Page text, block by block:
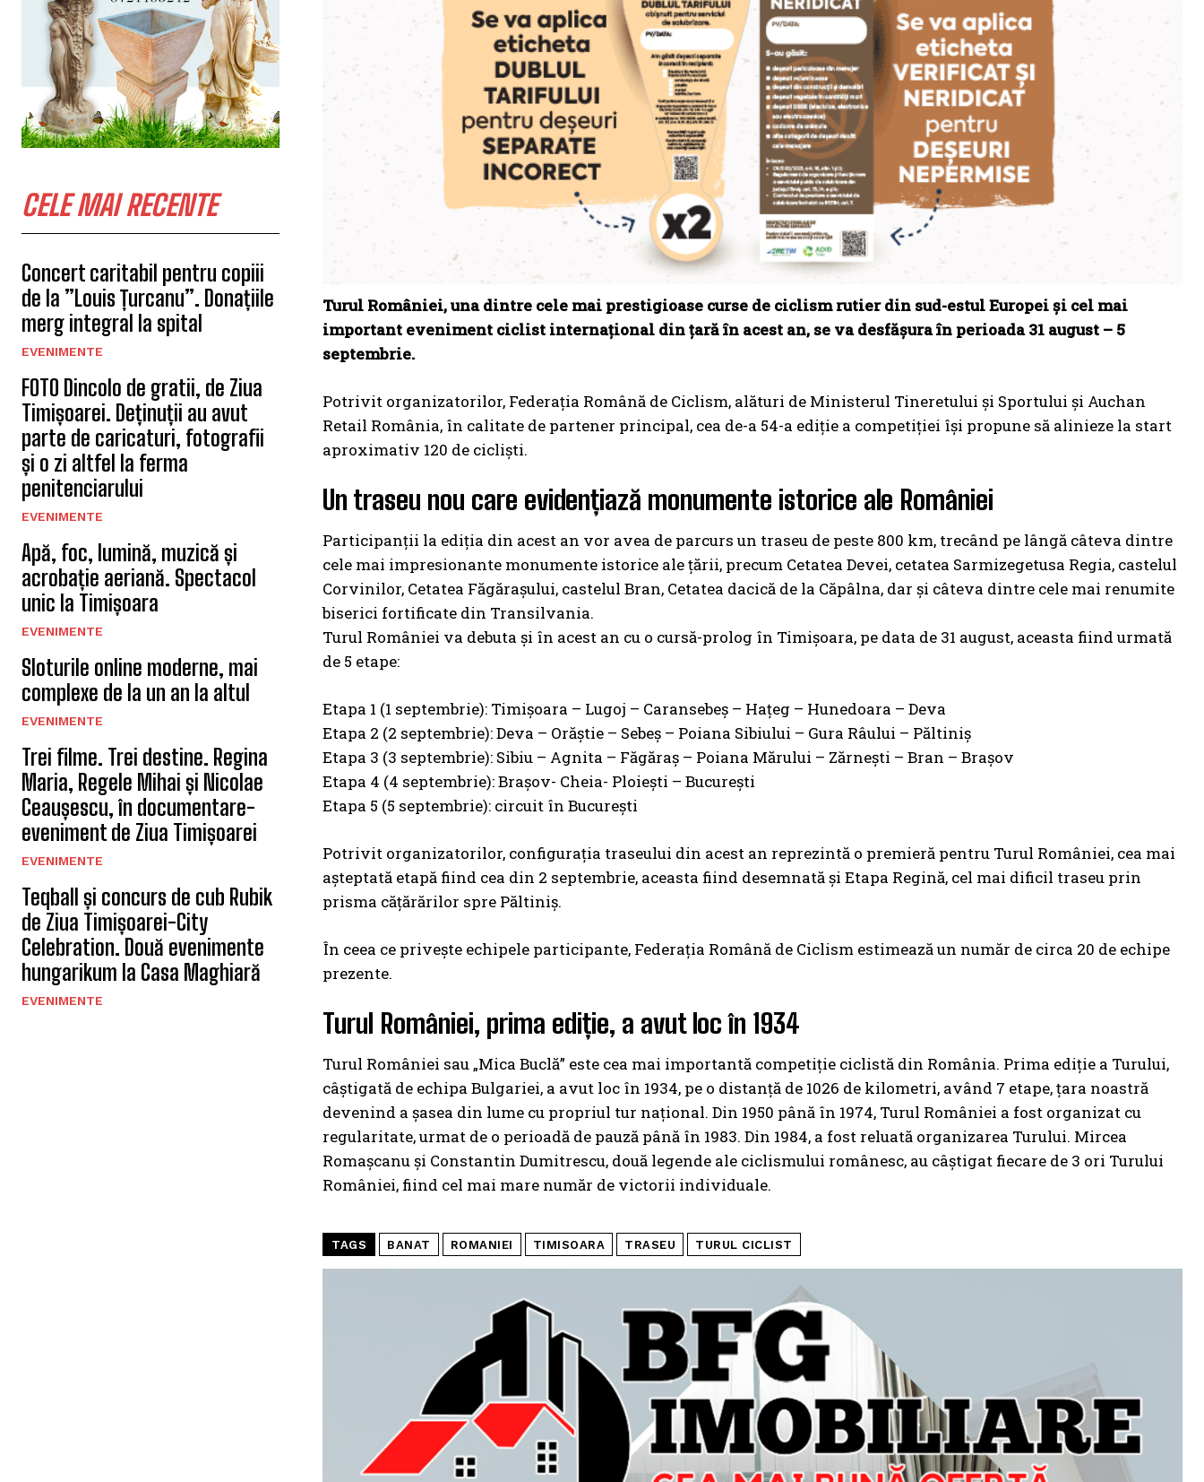
CELE MAI RECENTE
Concert caritabil pentru copiii
de la ”Louis Țurcanu”. Donațiile
merg integral la spital
EVENIMENTE
FOTO Dincolo de gratii, de Ziua
Timișoarei. Deținuții au avut
parte de caricaturi, fotografii
și o zi altfel la ferma
penitenciarului
EVENIMENTE
Apă, foc, lumină, muzică și
acrobație aeriană. Spectacol
unic la Timișoara
EVENIMENTE
Sloturile online moderne, mai
complexe de la un an la altul
EVENIMENTE
Trei filme. Trei destine. Regina
Maria, Regele Mihai și Nicolae
Ceaușescu, în documentare-
eveniment de Ziua Timișoarei
EVENIMENTE
Teqball și concurs de cub Rubik
de Ziua Timișoarei-City
Celebration. Două evenimente
hungarikum la Casa Maghiară
EVENIMENTE
Turul României, una dintre cele mai prestigioase curse de ciclism rutier din sud-estul Europei și cel mai
important eveniment ciclist internațional din țară în acest an, se va desfășura în perioada 31 august – 5
septembrie.
Potrivit organizatorilor, Federația Română de Ciclism, alături de Ministerul Tineretului și Sportului și Auchan
Retail România, în calitate de partener principal, cea de-a 54-a ediție a competiției își propune să alinieze la start
aproximativ 120 de cicliști.
Un traseu nou care evidențiază monumente istorice ale României
Participanții la ediția din acest an vor avea de parcurs un traseu de peste 800 km, trecând pe lângă câteva dintre
cele mai impresionante monumente istorice ale țării, precum Cetatea Devei, cetatea Sarmizegetusa Regia, castelul
Corvinilor, Cetatea Făgărașului, castelul Bran, Cetatea dacică de la Căpâlna, dar și câteva dintre cele mai renumite
biserici fortificate din Transilvania.
Turul României va debuta și în acest an cu o cursă-prolog în Timișoara, pe data de 31 august, aceasta fiind urmată
de 5 etape:
Etapa 1 (1 septembrie): Timișoara – Lugoj – Caransebeș – Hațeg – Hunedoara – Deva
Etapa 2 (2 septembrie): Deva – Orăștie – Sebeș – Poiana Sibiului – Gura Râului – Păltiniș
Etapa 3 (3 septembrie): Sibiu – Agnita – Făgăraș – Poiana Mărului – Zărnești – Bran – Brașov
Etapa 4 (4 septembrie): Brașov- Cheia- Ploiești – București
Etapa 5 (5 septembrie): circuit în București
Potrivit organizatorilor, configurația traseului din acest an reprezintă o premieră pentru Turul României, cea mai
așteptată etapă fiind cea din 2 septembrie, aceasta fiind desemnată și Etapa Regină, cel mai dificil traseu prin
prisma cățărărilor spre Păltiniș.
În ceea ce privește echipele participante, Federația Română de Ciclism estimează un număr de circa 20 de echipe
prezente.
Turul României, prima ediție, a avut loc în 1934
Turul României sau „Mica Buclă” este cea mai importantă competiție ciclistă din România. Prima ediție a Turului,
câștigată de echipa Bulgariei, a avut loc în 1934, pe o distanță de 1026 de kilometri, având 7 etape, țara noastră
devenind a șasea din lume cu propriul tur național. Din 1950 până în 1974, Turul României a fost organizat cu
regularitate, urmat de o perioadă de pauză până în 1983. Din 1984, a fost reluată organizarea Turului. Mircea
Romașcanu și Constantin Dumitrescu, două legende ale ciclismului românesc, au câștigat fiecare de 3 ori Turului
României, fiind cel mai mare număr de victorii individuale.
TAGS BANAT ROMANIEI TIMISOARA TRASEU TURUL CICLIST